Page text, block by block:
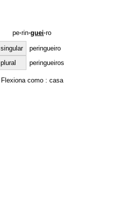
pe·rin·guei·ro
singular
peringueiro
plural
peringueiros
Flexiona como : casa